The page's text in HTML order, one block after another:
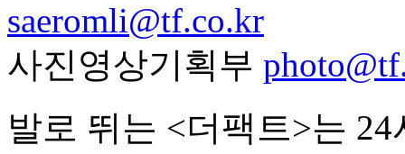
saeromli@tf.co.kr
사진영상기획부
발로 뛰는 <더팩트>는